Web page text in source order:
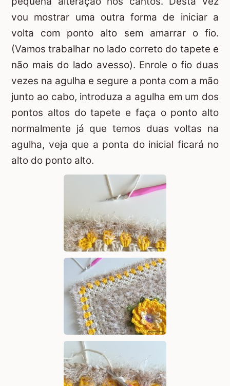
vou mostrar uma outra forma de iniciar a
volta com ponto alto sem amarrar o fio.
(Vamos trabalhar no lado correto do tapete e
não mais do lado avesso). Enrole o fio duas
vezes na agulha e segure a ponta com a mão
junto ao cabo, introduza a agulha em um dos
pontos altos do tapete e faça o ponto alto
normalmente já que temos duas voltas na
agulha, veja que a ponta do inicial ficará no
alto do ponto alto.